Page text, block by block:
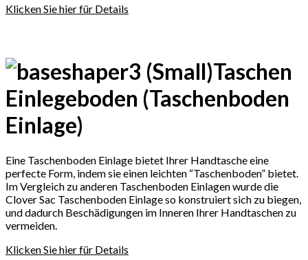
Klicken Sie hier für Details
Taschen
Einlegeboden (Taschenboden
Einlage)
Eine Taschenboden Einlage bietet Ihrer Handtasche eine
perfecte Form, indem sie einen leichten “Taschenboden” bietet.
Im Vergleich zu anderen Taschenboden Einlagen wurde die
Clover Sac Taschenboden Einlage so konstruiert sich zu biegen,
und dadurch Beschädigungen im Inneren Ihrer Handtaschen zu
vermeiden.
Klicken Sie hier für Details